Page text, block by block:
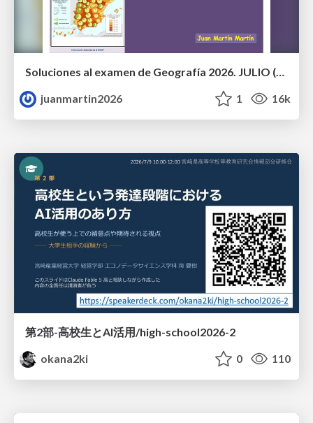
juanmartin2026
1 16k
第2部-高校生とAI活用/high-school2026-2
okana2ki
0 110